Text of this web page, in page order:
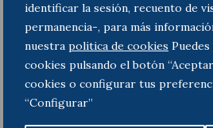
identificar la sesión, recuento de
permanencia-, para más
nuestra politica de cookies
cookies pulsando el botón
cookies o configurar tus
“Configurar”
El señalamiento de los días
sede electrónica de la Agencia
hayan sido señalados
un recibo de presentación
días elegidos al efecto.